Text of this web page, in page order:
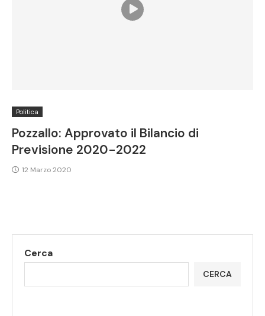
Politica
Pozzallo: Approvato il Bilancio di
Previsione 2020-2022
12 Marzo 2020
Cerca
CERCA